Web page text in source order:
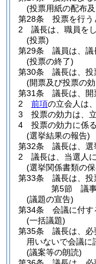
(投票用紙の配布
第28条
投票を行う
2
議長は、職員を
(投票)
第29条
議員は、議
(投票の終了)
第30条
議長は、投
(開票及び投票の
第31条
議長は、開
2
前項の立会人は
3
投票の効力は、
4
投票の効力に係
(選挙結果の報告)
第32条
議長は、選
2
議長は、当選人
(選挙関係書類の
第33条
議長は、投
第5節
議
(議題の宣告)
第34条
会議に付す
(一括議題)
第35条
議長は、必
用いないで会議に
(議案等の朗読)